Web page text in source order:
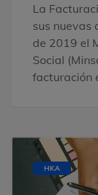
La
sus nuevas
de 2019 el
Social
facturación
HKA